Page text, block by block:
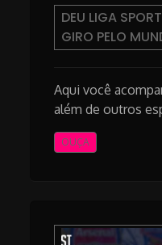
DEU LIGA
GIRO PELO
Aqui você
além de outros
OUÇA